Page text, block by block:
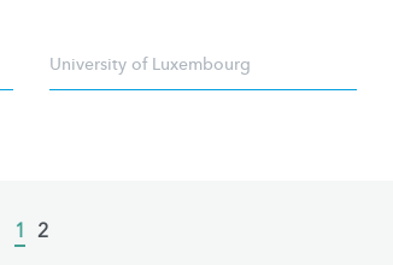
University of Luxembourg
Current
1 Page
2